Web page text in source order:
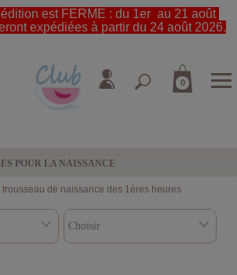
est FERME : du 1er au 21 août
expédiées à partir du 24 août 2026.
0
POUR LA NAISSANCE
de naissance des 1ères heures